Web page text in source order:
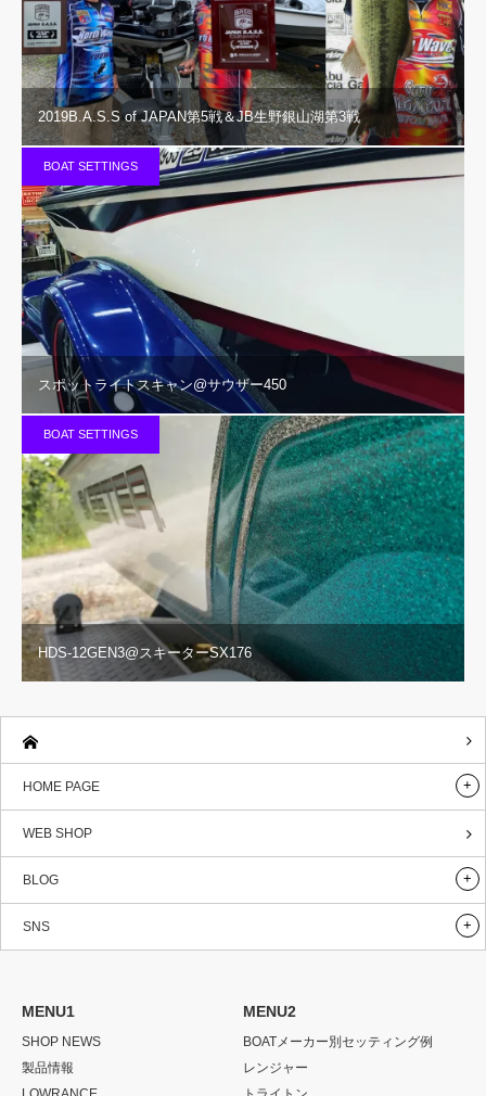
2019B.A.S.S of JAPAN第5戦＆JB生野銀山湖第3戦
BOAT SETTINGS
スポットライトスキャン@サウザー450
BOAT SETTINGS
HDS-12GEN3@スキーターSX176
HOME PAGE
WEB SHOP
BLOG
SNS
MENU1
SHOP NEWS
製品情報
MENU2
BOATメーカー別セッティング例
レンジャー